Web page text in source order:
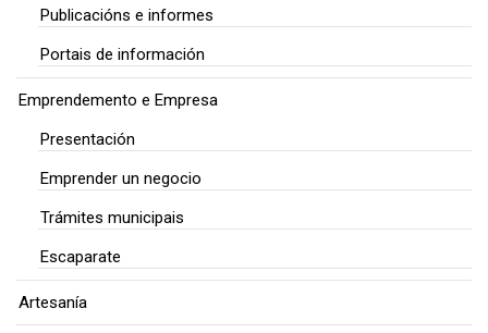
Publicacións e informes
Portais de información
Emprendemento e Empresa
Presentación
Emprender un negocio
Trámites municipais
Escaparate
Artesanía